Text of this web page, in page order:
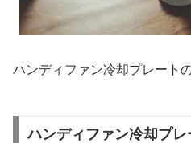
ハンディファン冷却プレート
ハンディファン冷却プレ